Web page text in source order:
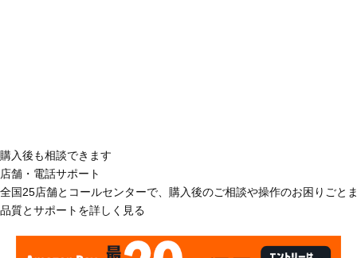
購入後も相談できます
店舗・電話サポート
全国25店舗とコールセンターで、購入後のご相談や操作のお困りごと
品質とサポートを詳しく見る